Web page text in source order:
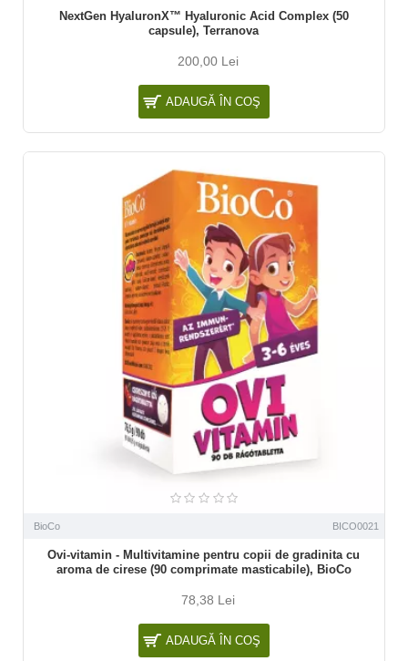
NextGen HyaluronX™ Hyaluronic Acid Complex (50
capsule), Terranova
200,00 Lei
ADAUGĂ ÎN COŞ
BioCo BICO0021
Ovi-vitamin - Multivitamine pentru copii de gradinita cu
aroma de cirese (90 comprimate masticabile), BioCo
78,38 Lei
ADAUGĂ ÎN COŞ